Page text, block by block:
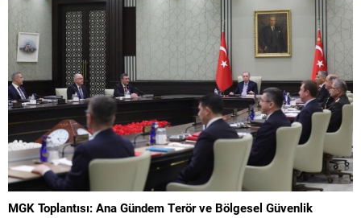
MGK Toplantısı: Ana Gündem Terör ve Bölgesel Güvenlik